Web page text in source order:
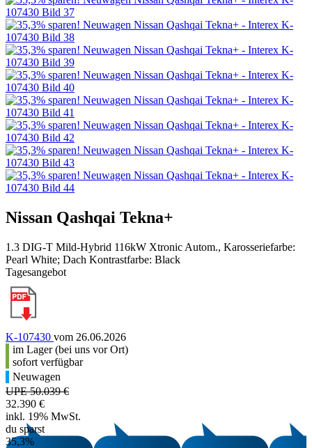
Nissan Qashqai Tekna+
1.3 DIG-T Mild-Hybrid 116kW Xtronic Autom., Karosseriefarbe:
Pearl White; Dach Kontrastfarbe: Black
Tagesangebot
K-107430 vom 26.06.2026
im Lager (bei uns vor Ort)
sofort verfügbar
Neuwagen
UPE 50.039 €
32.390 €
inkl. 19% MwSt.
du sparst
35,3%